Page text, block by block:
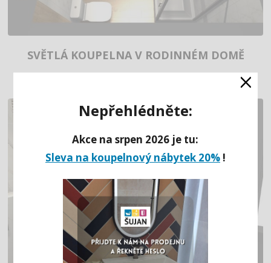
SVĚTLÁ KOUPELNA V RODINNÉM DOMĚ
Nepřehlédněte:
Akce na srpen 2026 je tu:
Sleva na koupelnový nábytek 20%!
×